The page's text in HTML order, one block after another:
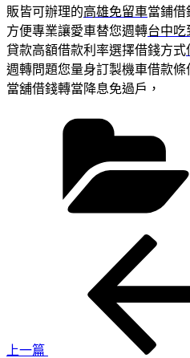
販皆可辦理的高雄免留車當鋪借
方便專業讓愛車替您週轉台中吃
貸款高額借款利率選擇借錢方式
週轉問題您量身訂製機車借款條
當舖借錢轉當降息免過戶，
上一篇